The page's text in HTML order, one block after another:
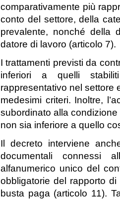
comparativamente più
conto del settore, della
prevalente, nonché della
datore di lavoro (articolo 7).
I trattamenti previsti da
inferiori a quelli
rappresentativo nel settore
medesimi criteri. Inoltre,
subordinato alla
non sia inferiore a quello
Il decreto interviene
documentali connessi
alfanumerico unico del
obbligatorie del rapporto
busta paga (articolo 11).